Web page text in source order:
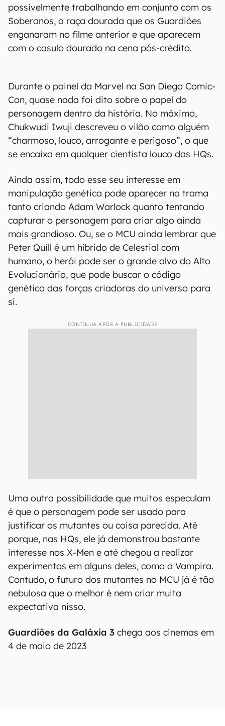
possivelmente trabalhando em conjunto com os
Soberanos, a raça dourada que os Guardiões
enganaram no filme anterior e que aparecem
com o casulo dourado na cena pós-crédito.
Durante o painel da Marvel na San Diego Comic-
Con, quase nada foi dito sobre o papel do
personagem dentro da história. No máximo,
Chukwudi Iwuji descreveu o vilão como alguém
“charmoso, louco, arrogante e perigoso”, o que
se encaixa em qualquer cientista louco das HQs.
Ainda assim, todo esse seu interesse em
manipulação genética pode aparecer na trama
tanto criando Adam Warlock quanto tentando
capturar o personagem para criar algo ainda
mais grandioso. Ou, se o MCU ainda lembrar que
Peter Quill é um híbrido de Celestial com
humano, o herói pode ser o grande alvo do Alto
Evolucionário, que pode buscar o código
genético das forças criadoras do universo para
si.
CONTINUA APÓS A PUBLICIDADE
Uma outra possibilidade que muitos especulam
é que o personagem pode ser usado para
justificar os mutantes ou coisa parecida. Até
porque, nas HQs, ele já demonstrou bastante
interesse nos X-Men e até chegou a realizar
experimentos em alguns deles, como a Vampira.
Contudo, o futuro dos mutantes no MCU já é tão
nebulosa que o melhor é nem criar muita
expectativa nisso.
Guardiões da Galáxia 3 chega aos cinemas em
4 de maio de 2023